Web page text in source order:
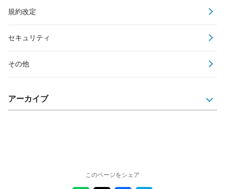
規約改定
セキュリティ
その他
アーカイブ
このページをシェア